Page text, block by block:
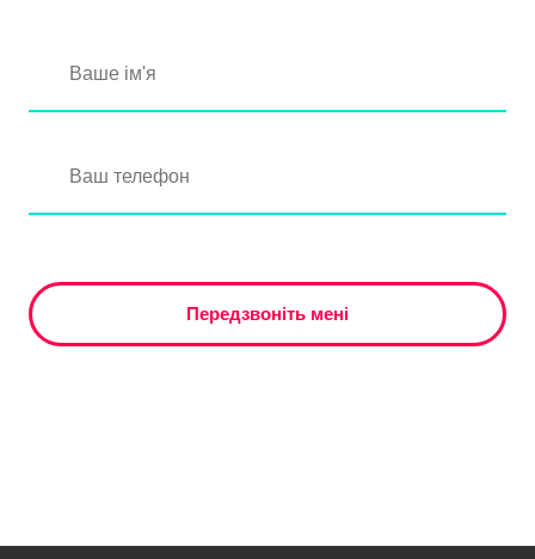
Передзвоніть мені